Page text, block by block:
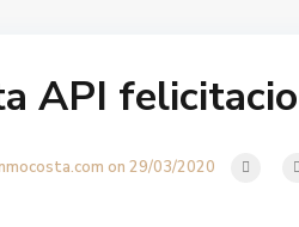
API
on 29/03/2020